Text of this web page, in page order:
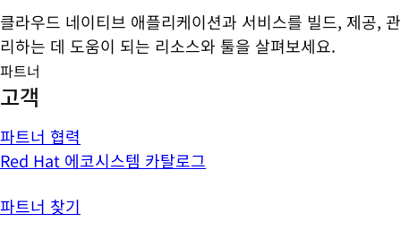
클라우드 네이티브 애플리케이션과 서비스를 빌드, 제공, 관
리하는 데 도움이 되는 리소스와 툴을 살펴보세요.
파트너
고객
파트너 협력
Red Hat 에코시스템 카탈로그
파트너 찾기